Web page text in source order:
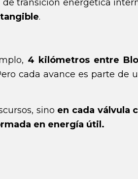
transición energética
.
4 kilómetros entre
cada avance es parte de
sino en cada válvula
en energía útil.